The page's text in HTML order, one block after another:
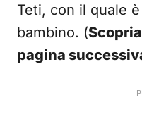
Teti, con il quale
bambino. (
pagina